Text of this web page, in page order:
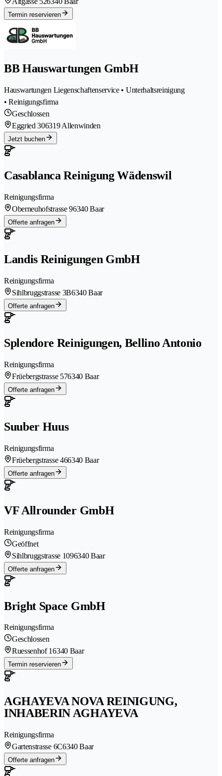
Termin reservieren
BB Hauswartungen GmbH
Hauswartungen Liegenschaftenservice • Unterhaltsreinigung
• Reinigungsfirma
Geschlossen
Eggried 306319 Allenwinden
Jetzt buchen
Casablanca Reinigung Wädenswil
Reinigungsfirma
Oberneuhofstrasse 96340 Baar
Offerte anfragen
Landis Reinigungen GmbH
Reinigungsfirma
Sihlbruggstrasse 3B6340 Baar
Offerte anfragen
Splendore Reinigungen, Bellino Antonio
Reinigungsfirma
Früebergstrasse 576340 Baar
Offerte anfragen
Suuber Huus
Reinigungsfirma
Früebergstrasse 466340 Baar
Offerte anfragen
VF Allrounder GmbH
Reinigungsfirma
Geöffnet
Sihlbruggstrasse 1096340 Baar
Offerte anfragen
Bright Space GmbH
Reinigungsfirma
Geschlossen
Ruessenhof 16340 Baar
Termin reservieren
AGHAYEVA NOVA REINIGUNG,
INHABERIN AGHAYEVA
Reinigungsfirma
Gartenstrasse 6C6340 Baar
Offerte anfragen